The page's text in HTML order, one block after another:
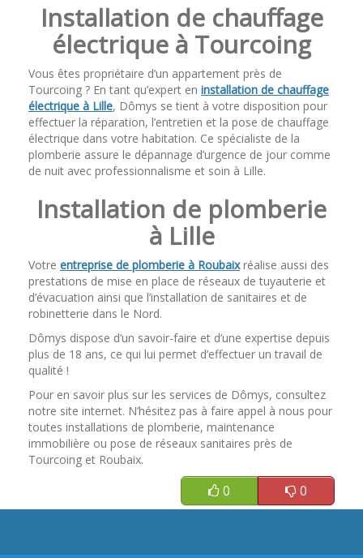
Installation de chauffage
électrique à Tourcoing
Vous êtes propriétaire d’un appartement près de
Tourcoing ? En tant qu’expert en installation de chauffage
électrique à Lille, Dômys se tient à votre disposition pour
effectuer la réparation, l’entretien et la pose de chauffage
électrique dans votre habitation. Ce spécialiste de la
plomberie assure le dépannage d’urgence de jour comme
de nuit avec professionnalisme et soin à Lille.
Installation de plomberie
à Lille
Votre entreprise de plomberie à Roubaixréalise aussi des
prestations de mise en place de réseaux de tuyauterie et
d’évacuation ainsi que l’installation de sanitaires et de
robinetterie dans le Nord.
Dômys dispose d’un savoir-faire et d’une expertise depuis
plus de 18 ans, ce qui lui permet d’effectuer un travail de
qualité !
Pour en savoir plus sur les services de Dômys, consultez
notre site internet. N’hésitez pas à faire appel à nous pour
toutes installations de plomberie, maintenance
immobilière ou pose de réseaux sanitaires près de
Tourcoing et Roubaix.
0 0